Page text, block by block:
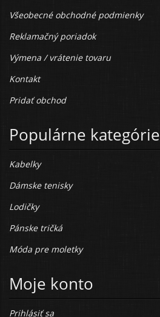
Všeobecné obchodné podmienky
Reklamačný poriadok
Výmena / vrátenie tovaru
Kontakt
Pridať obchod
Populárne kategórie
Kabelky
Dámske tenisky
Lodičky
Pánske tričká
Móda pre moletky
Moje konto
Prihlásiť sa